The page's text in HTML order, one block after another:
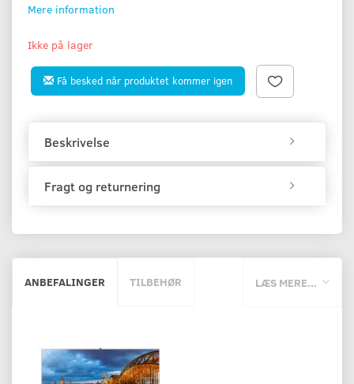
Mere information
Ikke på lager
Få besked når produktet kommer igen
Beskrivelse
Fragt og returnering
LÆS MERE...
ANBEFALINGER TILBEHØR